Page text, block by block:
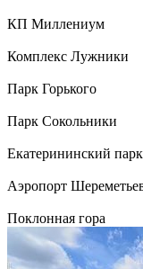
КП Миллениум
Комплекс Лужники
Парк Горького
Парк Сокольники
Екатерининский парк
Аэропорт
Поклонная гора